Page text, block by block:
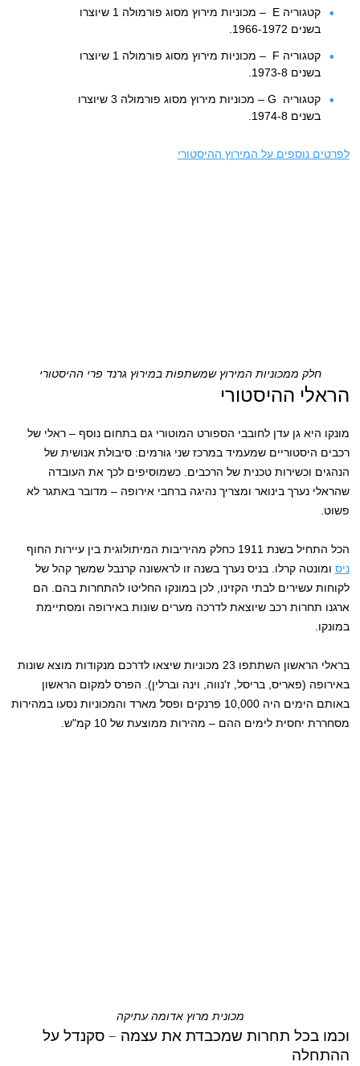
קטגוריה E – מכוניות מירוץ מסוג פורמולה 1 שיוצרו
בשנים 1966-1972.
קטגוריה F – מכוניות מירוץ מסוג פורמולה 1 שיוצרו
בשנים 1973-8.
קטגוריה G – מכוניות מירוץ מסוג פורמולה 3 שיוצרו
בשנים 1974-8.
לפרטים נוספים על המירוץ ההיסטורי
חלק ממכוניות המירוץ שמשתפות במירוץ גרנד פרי ההיסטורי
הראלי ההיסטורי
מונקו היא גן עדן לחובבי הספורט המוטורי גם בתחום נוסף – ראלי של
רכבים היסטוריים שמעמיד במרכז שני גורמים: סיבולת אנושית של
הנהגים וכשירות טכנית של הרכבים. כשמוסיפים לכך את העובדה
שהראלי נערך בינואר ומצריך נהיגה ברחבי אירופה – מדובר באתגר לא
פשוט.
הכל התחיל בשנת 1911 כחלק מהיריבות המיתולוגית בין עיירות החוף
ניס ומונטה קרלו. בניס נערך בשנה זו לראשונה קרנבל שמשך קהל של
לקוחות עשירים לבתי הקזינו, לכן במונקו החליטו להתחרות בהם. הם
ארגנו תחרות רכב שיוצאת לדרכה מערים שונות באירופה ומסתיימת
במונקו.
בראלי הראשון השתתפו 23 מכוניות שיצאו לדרכם מנקודות מוצא שונות
באירופה (פאריס, בריסל, ז'נווה, וינה וברלין). הפרס למקום הראשון
באותם הימים היה 10,000 פרנקים ופסל מארד והמכוניות נסעו במהירות
מסחררת יחסית לימים ההם – מהירות ממוצעת של 10 קמ"ש.
מכונית מרוץ אדומה עתיקה
וכמו בכל תחרות שמכבדת את עצמה – סקנדל על
ההתחלה